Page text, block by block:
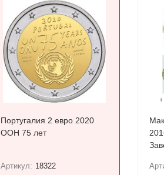
Португалия 2 евро 2020
ООН 75 лет
Артикул: 18322